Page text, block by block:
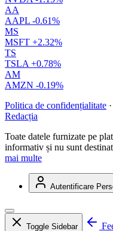
AA
AAPL -0.61%
MS
MSFT +2.32%
TS
TSLA +0.78%
AM
AMZN -0.19%
Politica de confidențialitate ·
Redacția
Toate datele furnizate pe
informativ și nu sunt
mai multe
Autentificare
Toggle Sidebar